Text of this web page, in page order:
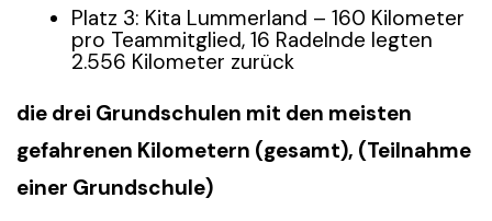
Platz 3: Kita Lummerland – 160 Kilometer
pro Teammitglied, 16 Radelnde legten
2.556 Kilometer zurück
die drei Grundschulen mit den meisten
gefahrenen Kilometern (gesamt), (Teilnahme
einer Grundschule)